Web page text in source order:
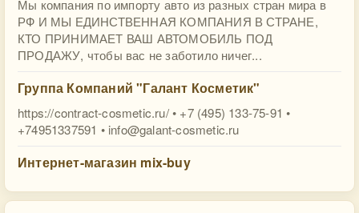
Мы компания по импорту авто из разных стран мира в
РФ И МЫ ЕДИНСТВЕННАЯ КОМПАНИЯ В СТРАНЕ,
КТО ПРИНИМАЕТ ВАШ АВТОМОБИЛЬ ПОД
ПРОДАЖУ, чтобы вас не заботило ничег...
Группа Компаний "Галант Косметик"
https://contract-cosmetic.ru/ • +7 (495) 133-75-91 •
+74951337591 • info@galant-cosmetic.ru
Интернет-магазин mix-buy